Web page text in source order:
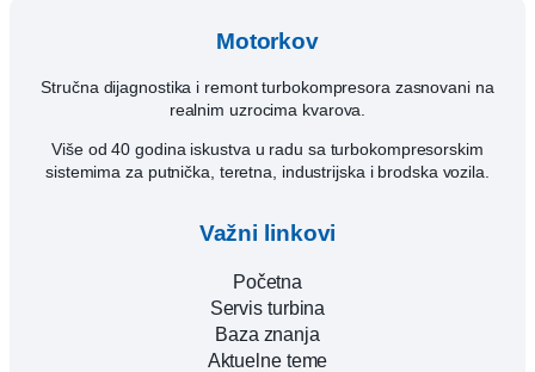
Motorkov
Stručna dijagnostika i remont turbokompresora zasnovani na
realnim uzrocima kvarova.
Više od 40 godina iskustva u radu sa turbokompresorskim
sistemima za putnička, teretna, industrijska i brodska vozila.
Važni linkovi
Početna
Servis turbina
Baza znanja
Aktuelne teme